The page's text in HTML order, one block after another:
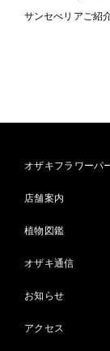
サンセべリアご紹
オザキフラワーパ
店舗案内
植物図鑑
オザキ通信
お知らせ
アクセス